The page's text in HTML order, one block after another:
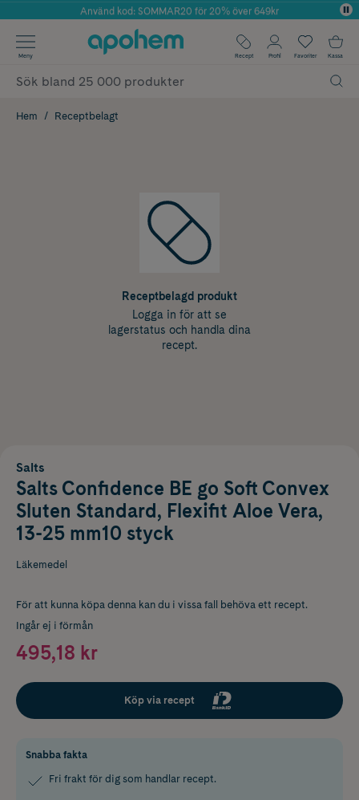
Årets Butik 2025 inom Skönhet
Använd kod: SOMMAR20 för 20% över 649kr
✓ Fri frakt
✓ Poäng på alla köp*
Meny Recept Profil Favoriter Kassa
Hem Receptbelagt
Receptbelagd produkt
Logga in för att se
lagerstatus och handla dina
recept.
Salts
Salts Confidence BE go Soft Convex
Sluten Standard, Flexifit Aloe Vera,
13-25 mm10 styck
Läkemedel
För att kunna köpa denna kan du i vissa fall behöva ett recept.
Ingår ej i förmån
495,18 kr
Köp via recept
Snabba fakta
Fri frakt för dig som handlar recept.